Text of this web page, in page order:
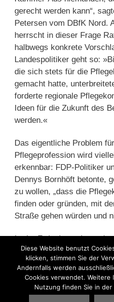
gerecht werden kann“,
Petersen vom DBfK Nord.
herrscht in dieser Frage
halbwegs konkrete
Landespolitiker geht so:
die sich stets für die
gemacht hatte,
forderte regionale
Ideen für die Zukunft des
werden.«
Das eigentliche Problem
Pflegeprofession wird
erkennbar: FDP-Politiker
Dennys Bornhöft betonte,
zu wollen, „dass die
finden oder gründen, mit
Straße gehen würden und
In der Zwischenzeit
geschaffen im Kontext
Pflegeprofession.
Kategorien
Pflegekammer
Diese Website benutzt
klicken, stimmen Sie der
Andernfalls werden
Cookies verwendet. Weitere
Nutzung finden Sie in